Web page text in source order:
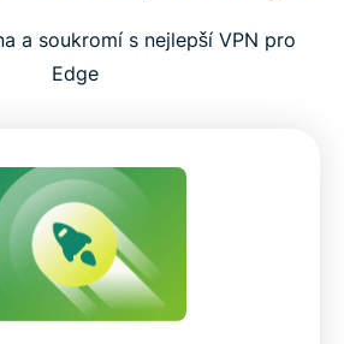
a soukromí s nejlepší VPN pro
Edge